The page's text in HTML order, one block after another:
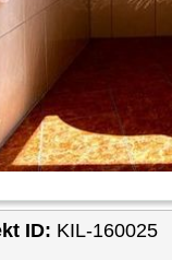
ID: KIL-160025